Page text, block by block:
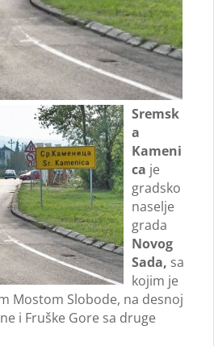
Sremsk
a
Kameni
ca je
gradsko
naselje
grada
Novog
Sada, sa
kojim je
Mostom Slobode, na desnoj
i Fruške Gore sa druge